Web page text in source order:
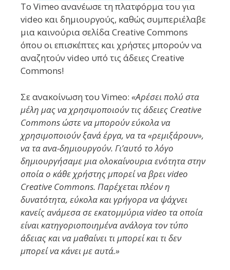
To Vimeo ανανέωσε τη πλατφόρμα του για
video και δημιουργούς, καθώς συμπεριέλαβε
μια καινούρια σελίδα Creative Commons
όπου οι επισκέπτες και χρήστες μπορούν να
αναζητούν video υπό τις άδειες Creative
Commons!
Σε ανακοίνωση του Vimeo: «Αρέσει πολύ στα
μέλη μας να χρησιμοποιούν τις άδειες Creative
Commons ώστε να μπορούν εύκολα να
χρησιμοποιούν ξανά έργα, να τα «ρεμιξάρουν»,
να τα ανα-δημιουργούν. Γι’αυτό το λόγο
δημιουργήσαμε μια ολοκαίνουρια ενότητα στην
οποία ο κάθε χρήστης μπορεί να βρει video
Creative Commons. Παρέχεται πλέον η
δυνατότητα, εύκολα και γρήγορα να ψάχνει
κανείς ανάμεσα σε εκατομμύρια video τα οποία
είναι κατηγοριοποιημένα ανάλογα τον τύπο
άδειας και να μαθαίνει τι μπορεί και τι δεν
μπορεί να κάνει με αυτά.»